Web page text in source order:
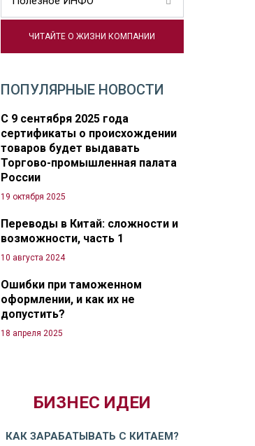
ЧИТАЙТЕ О ЖИЗНИ КОМПАНИИ
ПОПУЛЯРНЫЕ НОВОСТИ
С 9 сентября 2025 года
сертификаты о происхождении
товаров будет выдавать
Торгово-промышленная палата
России
19 октября 2025
Переводы в Китай: сложности и
возможности, часть 1
10 августа 2024
Ошибки при таможенном
оформлении, и как их не
допустить?
18 апреля 2025
БИЗНЕС ИДЕИ
КАК ЗАРАБАТЫВАТЬ С КИТАЕМ?